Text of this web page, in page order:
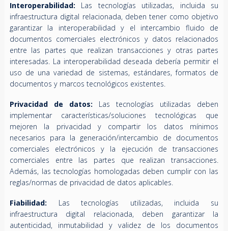
Interoperabilidad: Las tecnologías utilizadas, incluida su
infraestructura digital relacionada, deben tener como objetivo
garantizar la interoperabilidad y el intercambio fluido de
documentos comerciales electrónicos y datos relacionados
entre las partes que realizan transacciones y otras partes
interesadas. La interoperabilidad deseada debería permitir el
uso de una variedad de sistemas, estándares, formatos de
documentos y marcos tecnológicos existentes.
Privacidad de datos: Las tecnologías utilizadas deben
implementar características/soluciones tecnológicas que
mejoren la privacidad y compartir los datos mínimos
necesarios para la generación/intercambio de documentos
comerciales electrónicos y la ejecución de transacciones
comerciales entre las partes que realizan transacciones.
Además, las tecnologías homologadas deben cumplir con las
reglas/normas de privacidad de datos aplicables.
Fiabilidad: Las tecnologías utilizadas, incluida su
infraestructura digital relacionada, deben garantizar la
autenticidad, inmutabilidad y validez de los documentos